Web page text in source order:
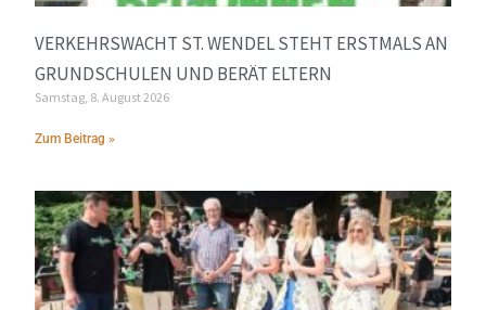
VERKEHRSWACHT ST. WENDEL STEHT ERSTMALS AN
GRUNDSCHULEN UND BERÄT ELTERN
Samstag, 8. August 2026
Zum Beitrag »